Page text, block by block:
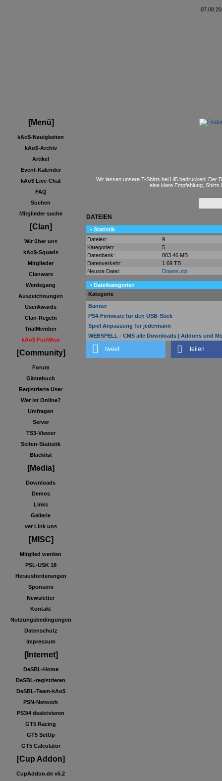
[Menü]
kAo$-Neuigkeiten
kAo$-Archiv
Artikel
Event-Kalender
kAo$ Live-Chat
FAQ
Suchen
Mitglieder suche
[Clan]
Wir über uns
kAo$-Squads
Mitglieder
Clanwars
Werdegang
Auszeichnungen
UserAwards
Clan-Regeln
TrialMember
kAo$ FunWear
[Community]
Forum
Gästebuch
Registrierte User
Wer ist Online?
Umfragen
Server
TS3-Viewer
Seiten-Statistik
Blacklist
[Media]
Downloads
Demos
Links
Gallerie
ver Link uns
[MISC]
Mitglied werden
PSL-USK 18
Herausforderungen
Sponsors
Newsletter
Kontakt
Nutzungsbedingungen
Datenschutz
Impressum
[Internet]
DeSBL-Home
DeSBL-registrieren
DeSBL-Team-kAo$
PSN-Network
PS3/4 deaktivieren
GT5 Racing
GT5 SetUp
GT5 Calculator
[Cup Addon]
CupAddon.de v5.2
Wir lassen unsere T-Shirts bei Hi5 bedrucken! Der
eine klare Empfehlung,
DATEIEN
• Statistik
Dateien:
9
Kategorien:
5
Datenbank:
803.46 MB
Datenverkehr:
1.69 TB
Neuste Datei:
Downs.zip
• Dateikategorien
Kategorie
Banner
PS4-Firmware für den USB-Stick
Spiel Anpassung für jedermann
WEBSPELL - CMS alle Downloads | Addons und
tweet teilen